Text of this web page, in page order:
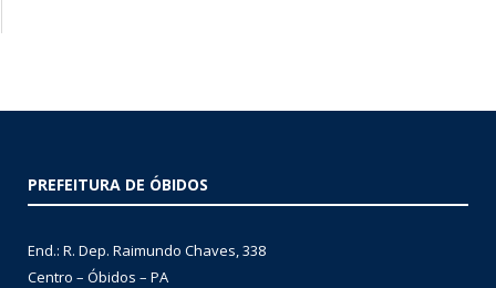
PREFEITURA DE ÓBIDOS
End.: R. Dep. Raimundo Chaves, 338
Centro – Óbidos – PA